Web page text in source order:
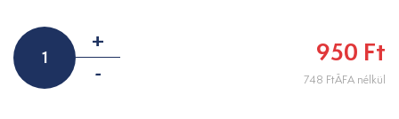
+
-
950 Ft
748 FtÁFA nélkül